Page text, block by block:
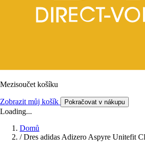
Mezisoučet košíku
Zobrazit můj košík Pokračovat v nákupu
Loading...
Domů
/ Dres adidas Adizero Aspyre Unitefit